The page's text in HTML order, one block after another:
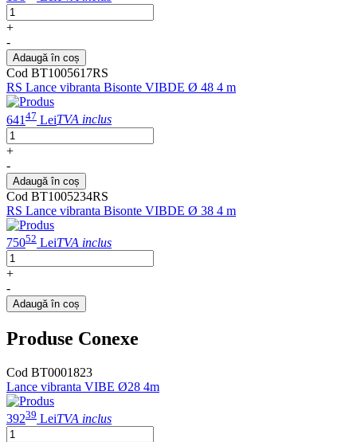
+
-
Adaugă în coș
Cod BT1005617RS
RS Lance vibranta Bisonte VIBDE Ø 48 4 m
641 47 LeiTVA inclus
+
-
Adaugă în coș
Cod BT1005234RS
RS Lance vibranta Bisonte VIBDE Ø 38 4 m
75052 LeiTVA inclus
+
-
Adaugă în coș
Produse Conexe
Cod BT0001823
Lance vibranta VIBE Ø28 4m
39239 LeiTVA inclus